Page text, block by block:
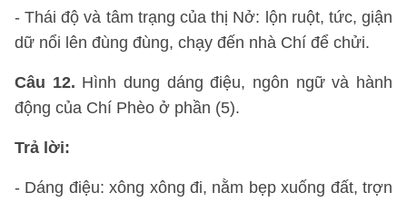
- Thái độ và tâm trạng của thị Nở: lộn ruột, tức, giận
dữ nổi lên đùng đùng, chạy đến nhà Chí để chửi.
Câu 12. Hình dung dáng điệu, ngôn ngữ và hành
động của Chí Phèo ở phần (5).
Trả lời:
- Dáng điệu: xông xông đi, nằm bẹp xuống đất, trợn